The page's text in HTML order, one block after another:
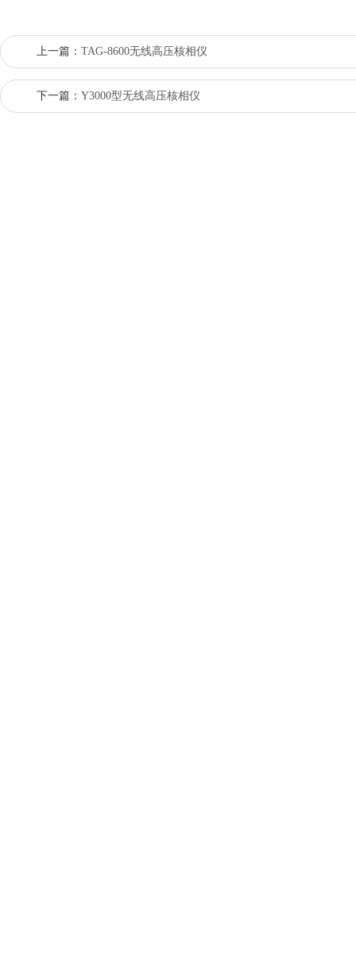
上一篇： TAG-8600无线高压核相仪
下一篇： Y3000型无线高压核相仪